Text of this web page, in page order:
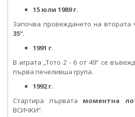
15 юли 1989 г.
Започва провеждането на втората
35“.
1991 г.
В играта „Тото 2 - 6 от 49“ се
първа печеливша група.
1992 г.
Стартира първата моментна
ВСИЧКИ“.